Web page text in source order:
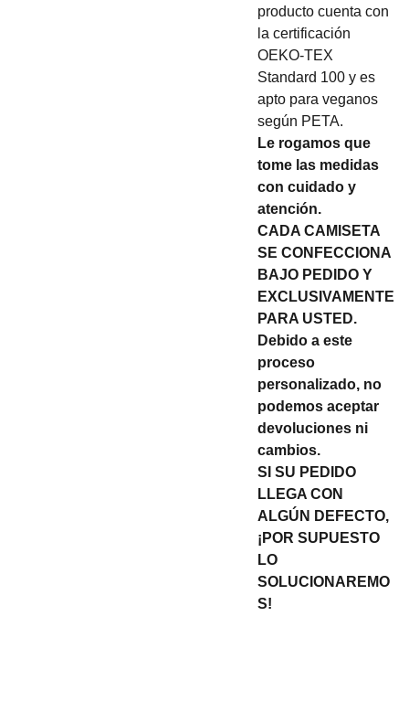
producto cuenta con
la certificación
OEKO-TEX
Standard 100 y es
apto para veganos
según PETA.
Le rogamos que
tome las medidas
con cuidado y
atención.
CADA CAMISETA
SE CONFECCIONA
BAJO PEDIDO Y
EXCLUSIVAMENTE
PARA USTED.
Debido a este
proceso
personalizado, no
podemos aceptar
devoluciones ni
cambios.
SI SU PEDIDO
LLEGA CON
ALGÚN DEFECTO,
¡POR SUPUESTO
LO
SOLUCIONAREMO
S!